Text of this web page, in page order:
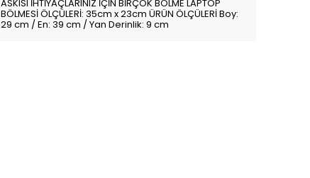
ASKISI İHTİYAÇLARINIZ İÇİN BİRÇOK BÖLME LAPTOP
BÖLMESİ ÖLÇÜLERİ: 35cm x 23cm ÜRÜN ÖLÇÜLERİ Boy:
29 cm / En: 39 cm / Yan Derinlik: 9 cm